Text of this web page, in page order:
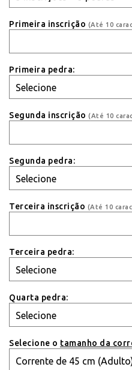
Primeira inscrição (Até 10
Primeira pedra:
Segunda inscrição (Até 10
Segunda pedra:
Terceira inscrição (Até 10
Terceira pedra:
Quarta pedra:
Selecione o tamanho da